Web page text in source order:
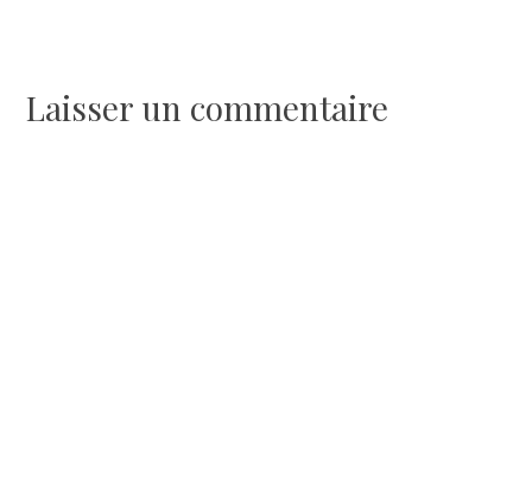
l’article
Laisser un commentaire